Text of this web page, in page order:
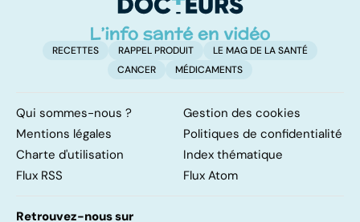
RECETTES RAPPEL PRODUIT
LE MAG DE LA SANTÉ
CANCER
MÉDICAMENTS
Qui sommes-nous ?
Gestion des cookies
Mentions légales
Politiques de confidentialité
Charte d'utilisation
Index thématique
Flux RSS
Flux Atom
Retrouvez-nous sur